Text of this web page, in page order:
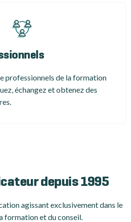
professionnels de la formation
échangez et obtenez des
depuis 1995
agissant exclusivement dans le
formation et du conseil.